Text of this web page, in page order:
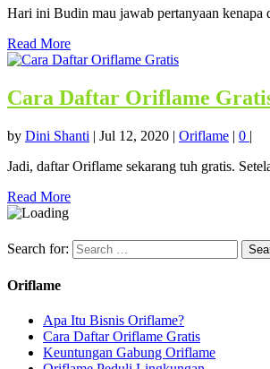
Hari ini Budin mau jawab pertanyaan kenapa
Read More
Cara Daftar Oriflame
by Dini Shanti | Jul 12, 2020 | Oriflame | 0 |
Jadi, daftar Oriflame sekarang tuh gratis.
Read More
Search for:
Oriflame
Apa Itu Bisnis Oriflame?
Cara Daftar Oriflame Gratis
Keuntungan Gabung Oriflame